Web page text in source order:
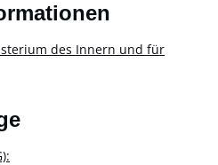
des Innern und für